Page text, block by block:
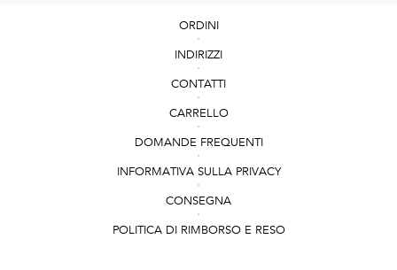
ORDINI
INDIRIZZI
CONTATTI
CARRELLO
DOMANDE FREQUENTI
INFORMATIVA SULLA PRIVACY
CONSEGNA
POLITICA DI RIMBORSO E RESO